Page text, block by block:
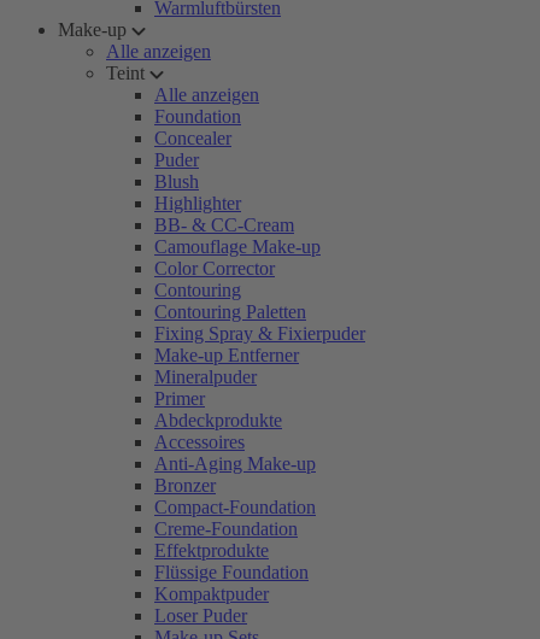
Warmluftbürsten
Make-up
Alle anzeigen
Teint
Alle anzeigen
Foundation
Concealer
Puder
Blush
Highlighter
BB- & CC-Cream
Camouflage Make-up
Color Corrector
Contouring
Contouring Paletten
Fixing Spray & Fixierpuder
Make-up Entferner
Mineralpuder
Primer
Abdeckprodukte
Accessoires
Anti-Aging Make-up
Bronzer
Compact-Foundation
Creme-Foundation
Effektprodukte
Flüssige Foundation
Kompaktpuder
Loser Puder